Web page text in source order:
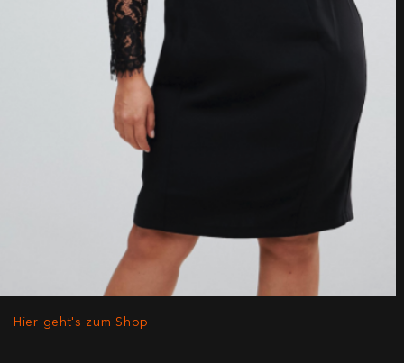
Hier geht's zum Shop